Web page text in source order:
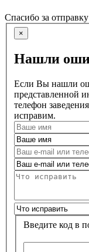
Спасибо за
×
Нашли
Если Вы нашли
представленной
телефон
исправим.
Введите код в